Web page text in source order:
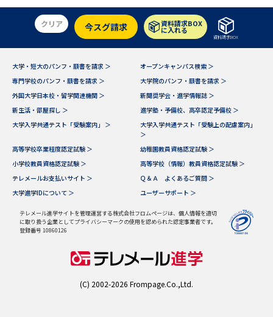
クリア 今スグ請求 資料請求BOX
に入れる
資料請求BOX
大学・短大のパンフ・願書を請求 ＞
オープンキャンパス検索 ＞
専門学校のパンフ・願書を請求 ＞
大学院のパンフ・願書を請求 ＞
外国大学日本校・留学関連機関 ＞
新聞奨学会・進学情報誌 ＞
新生活・部屋探し ＞
進学塾・予備校、高卒認定予備校 ＞
大学入学共通テスト「受験案内」 ＞
大学入学共通テスト「受験上の配慮案内」
＞
高等学校卒業程度認定試験 ＞
幼稚園教員資格認定試験 ＞
小学校教員資格認定試験 ＞
高等学校（情報）教員資格認定試験 ＞
テレメールお支払いサイト ＞
Ｑ＆Ａ よくあるご質問 ＞
大学進学IDについて ＞
ユーザーサポート ＞
テレメール進学サイトを管理運営する株式会社フロムページは、個人情報を適切
に取り扱う企業としてプライバシーマークの使用を認められた認定事業者です。
登録番号 10860126
(C) 2002-2026 Frompage.Co.,Ltd.